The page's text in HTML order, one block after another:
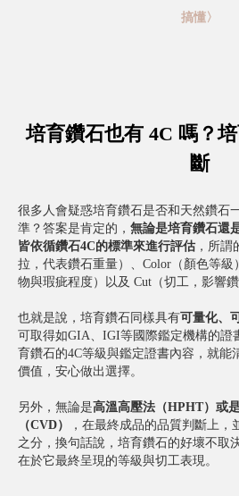
搞懂〉
培育鑽石也有 4C 嗎？
斷
很多人會疑惑培育鑽石是否和天然鑽石
準？答案是肯定的， 無論是培育鑽石還
皆依循鑽石4C的標準來進行評估 ，所謂
拉，代表鑽石重量）、Color（顏色等級
物與瑕疵程度）以及 Cut（切工，影響
也就是說，培育鑽石同樣具有可量化、
可取得如GIA、IGI等國際鑑定機構的證
育鑽石的4C等級與鑑定證書內容，就能
價值，安心做出選擇。
另外，無論是高溫高壓法（HPHT）或
（CVD）
，在最終成品的品質判斷上
之分，換句話說，培育鑽石的好壞不取
在於它最終呈現的等級與切工表現。